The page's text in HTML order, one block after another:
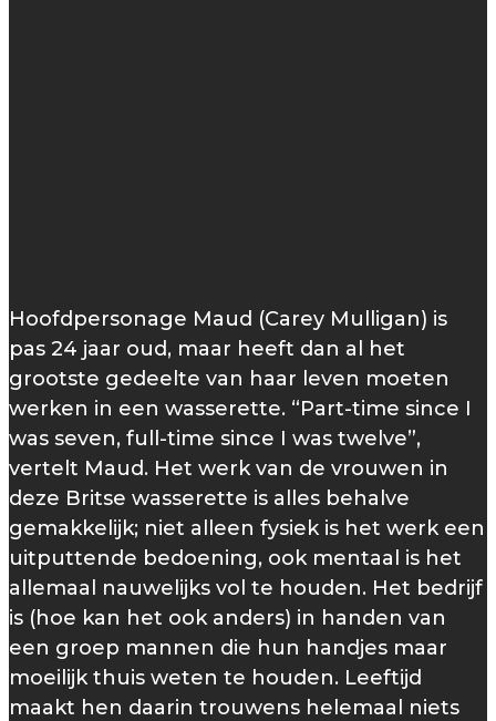
Hoofdpersonage Maud (Carey Mulligan) is
pas 24 jaar oud, maar heeft dan al het
grootste gedeelte van haar leven moeten
werken in een wasserette. “Part-time since I
was seven, full-time since I was twelve”,
vertelt Maud. Het werk van de vrouwen in
deze Britse wasserette is alles behalve
gemakkelijk; niet alleen fysiek is het werk een
uitputtende bedoening, ook mentaal is het
allemaal nauwelijks vol te houden. Het bedrijf
is (hoe kan het ook anders) in handen van
een groep mannen die hun handjes maar
moeilijk thuis weten te houden. Leeftijd
maakt hen daarin trouwens helemaal niets